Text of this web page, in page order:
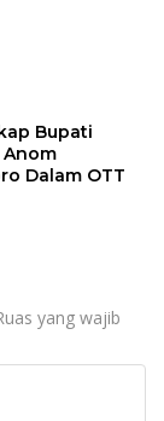
Bupati
Anom
Dalam OTT
yang wajib